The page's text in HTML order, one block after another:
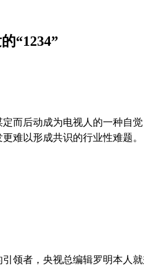
“1234”
而后动成为电视人的一种自觉
难以形成共识的行业性难题。
领者，央视总编辑罗明本人就